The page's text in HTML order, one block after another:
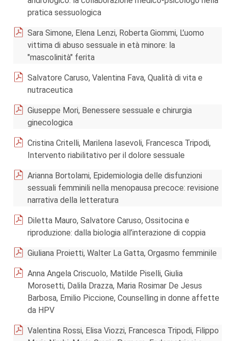
pratica sessuologica
Sara Simone, Elena Lenzi, Roberta Giommi, L’uomo
vittima di abuso sessuale in età minore: la
"mascolinità" ferita
Salvatore Caruso, Valentina Fava, Qualità di vita e
nutraceutica
Giuseppe Mori, Benessere sessuale e chirurgia
ginecologica
Cristina Critelli, Marilena Iasevoli, Francesca Tripodi,
Intervento riabilitativo per il dolore sessuale
Arianna Bortolami, Epidemiologia delle disfunzioni
sessuali femminili nella menopausa precoce: revisione
narrativa della letteratura
Diletta Mauro, Salvatore Caruso, Ossitocina e
riproduzione: dalla biologia all’interazione di coppia
Giuliana Proietti, Walter La Gatta, Orgasmo femminile
Anna Angela Criscuolo, Matilde Piselli, Giulia
Morosetti, Dalila Drazza, Maria Rosimar De Jesus
Barbosa, Emilio Piccione, Counselling in donne affette
da HPV
Valentina Rossi, Elisa Viozzi, Francesca Tripodi, Filippo